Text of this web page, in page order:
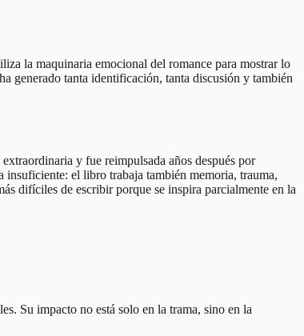
la maquinaria emocional del romance para mostrar lo
generado tanta identificación, tanta discusión y también
y fue reimpulsada años después por
el libro trabaja también memoria, trauma,
difíciles de escribir porque se inspira parcialmente en la
Su impacto no está solo en la trama, sino en la